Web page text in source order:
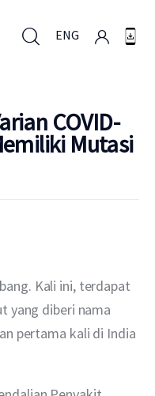
ENG
ENG
COVID-
Mutasi
Kali ini, terdapat
yang diberi nama
pertama kali di India